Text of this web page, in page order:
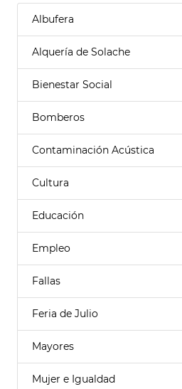
Albufera
Alquería de Solache
Bienestar Social
Bomberos
Contaminación Acústica
Cultura
Educación
Empleo
Fallas
Feria de Julio
Mayores
Mujer e Igualdad